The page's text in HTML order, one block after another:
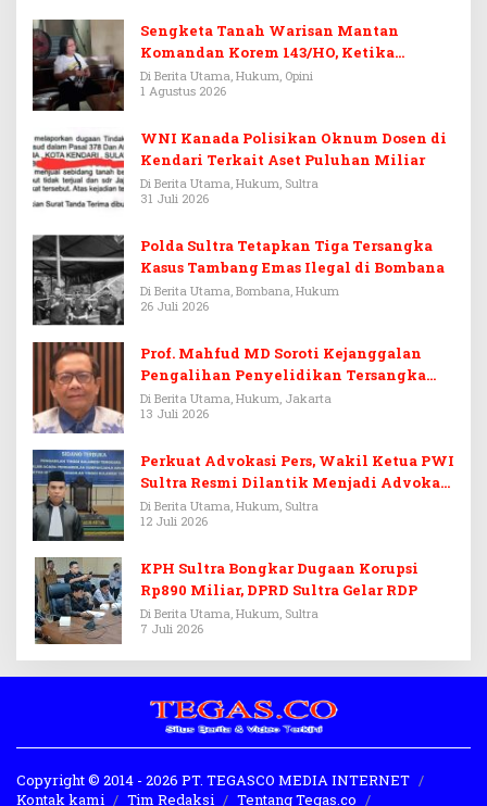
Sengketa Tanah Warisan Mantan
Komandan Korem 143/HO, Ketika
Warisan Menjadi Arena Pemerasan
Di Berita Utama, Hukum, Opini
1 Agustus 2026
WNI Kanada Polisikan Oknum Dosen di
Kendari Terkait Aset Puluhan Miliar
Di Berita Utama, Hukum, Sultra
31 Juli 2026
Polda Sultra Tetapkan Tiga Tersangka
Kasus Tambang Emas Ilegal di Bombana
Di Berita Utama, Bombana, Hukum
26 Juli 2026
Prof. Mahfud MD Soroti Kejanggalan
Pengalihan Penyelidikan Tersangka
Febrie Adriansyah
Di Berita Utama, Hukum, Jakarta
13 Juli 2026
Perkuat Advokasi Pers, Wakil Ketua PWI
Sultra Resmi Dilantik Menjadi Advokat
PERADI
Di Berita Utama, Hukum, Sultra
12 Juli 2026
KPH Sultra Bongkar Dugaan Korupsi
Rp890 Miliar, DPRD Sultra Gelar RDP
Di Berita Utama, Hukum, Sultra
7 Juli 2026
Copyright © 2014 - 2026 PT. TEGASCO MEDIA INTERNET
Kontak kami
Tim Redaksi Tentang Tegas.co